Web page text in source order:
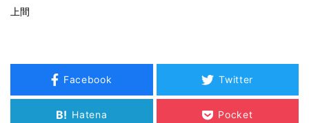
上間
Facebook Twitter
B! Hatena Pocket